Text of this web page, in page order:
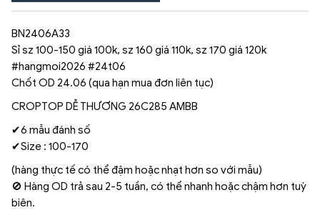
BN2406A33
Sỉ sz 100-150 giá 100k, sz 160 giá 110k, sz 170 giá 120k
#hangmoi2026 #24t06
Chốt OD 24.06 (qua hạn mua đơn liên tục)
CROPTOP DỄ THƯƠNG 26C285 AMBB
✔6 mẫu đánh số
✔Size : 100-170
(hàng thực tế có thể đậm hoặc nhạt hơn so với mẫu)
🚫 Hàng OD trả sau 2-5 tuần, có thể nhanh hoặc chậm hơn tuỳ
biên.